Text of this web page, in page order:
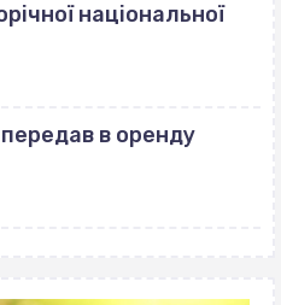
національної
в оренду